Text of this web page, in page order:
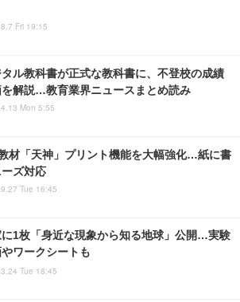
Fri 19:15
ル教科書が正式な教科書に、不登校の成績
を解説…教育業界ニュースまとめ読み
Mon 5:55
材「天神」プリント機能を大幅強化…紙に書
ーズ対応
Tue 16:45
1枚「身近な現象から知る地球」公開…実験
ワークシートも
Tue 18:45